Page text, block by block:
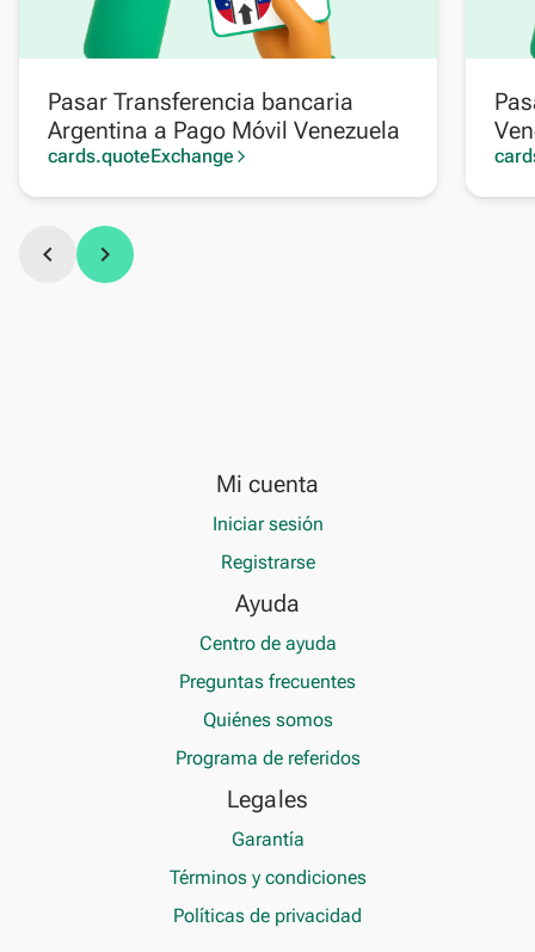
Pasar Transferencia bancaria
Argentina a Pago Móvil Venezuela
cards.quoteExchange arrow_forward_ios
chevron_left chevron_right
Mi cuenta
Iniciar sesión
Registrarse
Ayuda
Centro de ayuda
Preguntas frecuentes
Quiénes somos
Programa de referidos
Legales
Garantía
Términos y condiciones
Políticas de privacidad